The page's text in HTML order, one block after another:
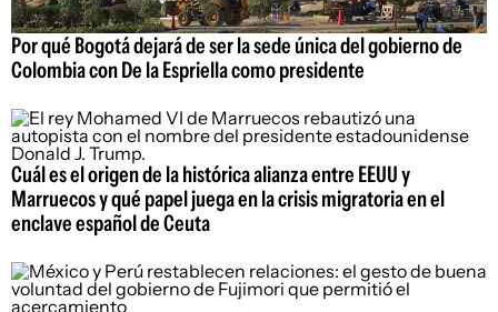
Por qué Bogotá dejará de ser la sede única del gobierno de
Colombia con De la Espriella como presidente
Cuál es el origen de la histórica alianza entre EEUU y
Marruecos y qué papel juega en la crisis migratoria en el
enclave español de Ceuta